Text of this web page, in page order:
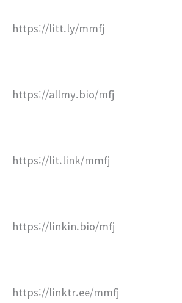
https://litt.ly/mmfj
https://allmy.bio/mfj
https://lit.link/mmfj
https://linkin.bio/mfj
https://linktr.ee/mmfj